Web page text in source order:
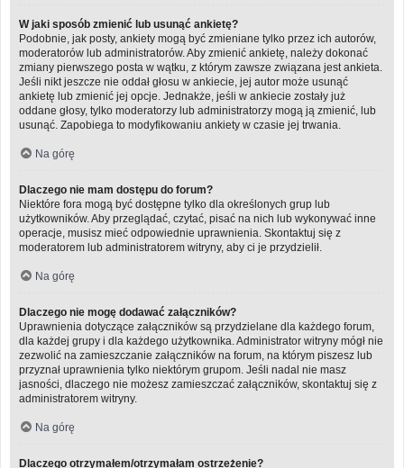
W jaki sposób zmienić lub usunąć ankietę?
Podobnie, jak posty, ankiety mogą być zmieniane tylko przez ich autorów,
moderatorów lub administratorów. Aby zmienić ankietę, należy dokonać
zmiany pierwszego posta w wątku, z którym zawsze związana jest ankieta.
Jeśli nikt jeszcze nie oddał głosu w ankiecie, jej autor może usunąć
ankietę lub zmienić jej opcje. Jednakże, jeśli w ankiecie zostały już
oddane głosy, tylko moderatorzy lub administratorzy mogą ją zmienić, lub
usunąć. Zapobiega to modyfikowaniu ankiety w czasie jej trwania.
Na górę
Dlaczego nie mam dostępu do forum?
Niektóre fora mogą być dostępne tylko dla określonych grup lub
użytkowników. Aby przeglądać, czytać, pisać na nich lub wykonywać inne
operacje, musisz mieć odpowiednie uprawnienia. Skontaktuj się z
moderatorem lub administratorem witryny, aby ci je przydzielił.
Na górę
Dlaczego nie mogę dodawać załączników?
Uprawnienia dotyczące załączników są przydzielane dla każdego forum,
dla każdej grupy i dla każdego użytkownika. Administrator witryny mógł nie
zezwolić na zamieszczanie załączników na forum, na którym piszesz lub
przyznał uprawnienia tylko niektórym grupom. Jeśli nadal nie masz
jasności, dlaczego nie możesz zamieszczać załączników, skontaktuj się z
administratorem witryny.
Na górę
Dlaczego otrzymałem/otrzymałam ostrzeżenie?